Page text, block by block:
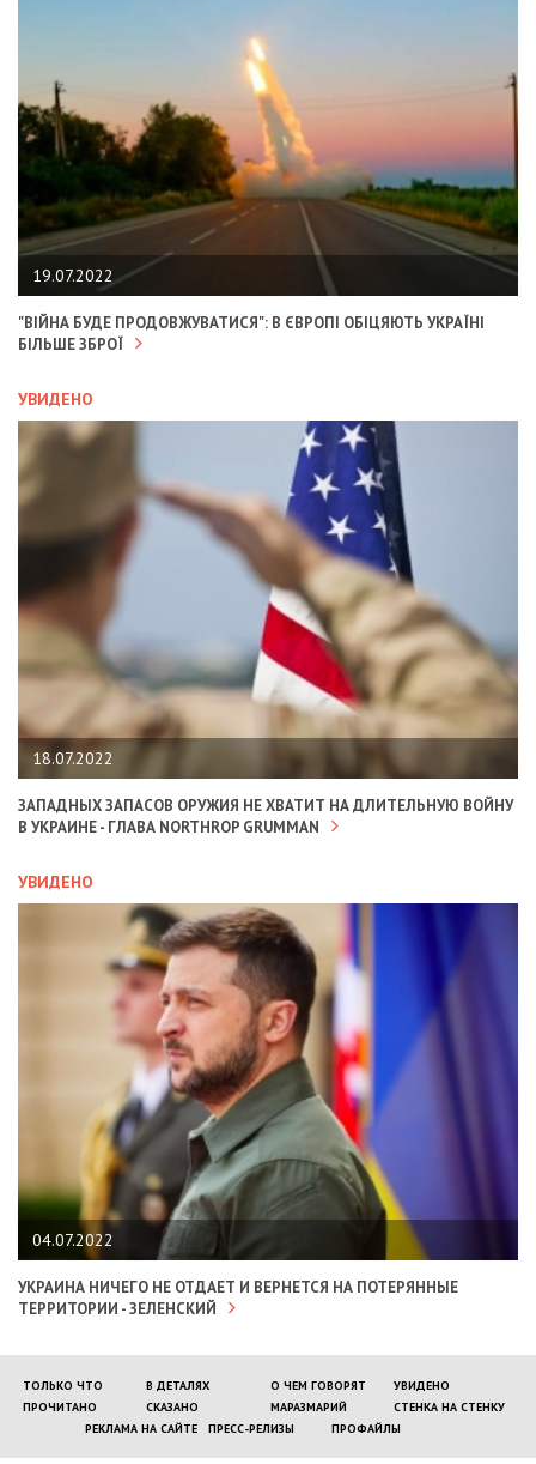
19.07.2022
"ВІЙНА БУДЕ ПРОДОВЖУВАТИСЯ": В ЄВРОПІ ОБІЦЯЮТЬ УКРАЇНІ
БІЛЬШЕ ЗБРОЇ
УВИДЕНО
18.07.2022
ЗАПАДНЫХ ЗАПАСОВ ОРУЖИЯ НЕ ХВАТИТ НА ДЛИТЕЛЬНУЮ ВОЙНУ
В УКРАИНЕ - ГЛАВА NORTHROP GRUMMAN
УВИДЕНО
04.07.2022
УКРАИНА НИЧЕГО НЕ ОТДАЕТ И ВЕРНЕТСЯ НА ПОТЕРЯННЫЕ
ТЕРРИТОРИИ - ЗЕЛЕНСКИЙ
ТОЛЬКО ЧТО В ДЕТАЛЯХ О ЧЕМ ГОВОРЯТ
УВИДЕНО
ПРОЧИТАНО
СКАЗАНО МАРАЗМАРИЙ
СТЕНКА НА СТЕНКУ
РЕКЛАМА НА САЙТЕ
ПРЕСС-РЕЛИЗЫ ПРОФАЙЛЫ